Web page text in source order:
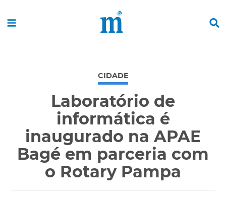
CIDADE
Laboratório de
informática é
inaugurado na APAE
Bagé em parceria com
o Rotary Pampa